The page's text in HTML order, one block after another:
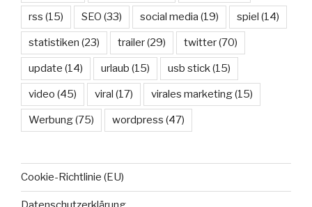
rss (15) SEO (33) social media (19) spiel (14)
statistiken (23) trailer(29) twitter(70)
update (14) urlaub (15) usb stick(15)
video (45) viral (17) virales marketing(15)
Werbung(75) wordpress (47)
Cookie-Richtlinie (EU)